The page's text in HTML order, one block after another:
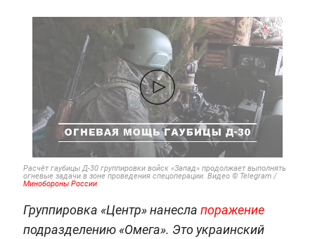
Расчёт гаубицы Д-30 группировки войск «Запад» продолжает выполнять
огневые задачи в зоне проведения спецоперации. Видео © Telegram /
Минобороны России
Группировка «Центр» нанесла поражение
подразделению «Омега». Это украинский